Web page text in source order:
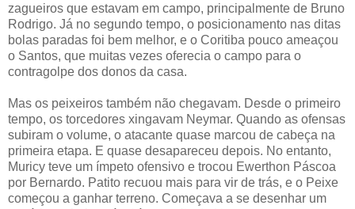
zagueiros que estavam em campo, principalmente de Bruno
Rodrigo. Já no segundo tempo, o posicionamento nas ditas
bolas paradas foi bem melhor, e o Coritiba pouco ameaçou
o Santos, que muitas vezes oferecia o campo para o
contragolpe dos donos da casa.
Mas os peixeiros também não chegavam. Desde o primeiro
tempo, os torcedores xingavam Neymar. Quando as ofensas
subiram o volume, o atacante quase marcou de cabeça na
primeira etapa. E quase desapareceu depois. No entanto,
Muricy teve um ímpeto ofensivo e trocou Ewerthon Páscoa
por Bernardo. Patito recuou mais para vir de trás, e o Peixe
começou a ganhar terreno. Começava a se desenhar um